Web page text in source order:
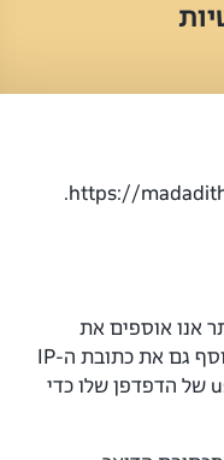
אנו אוספים את
הנתונים המוצגים בטופס התגובה, ובנוסף גם את כתובת ה-IP
של המבקר, ואת מחרוזת ה-user agent של הדפדפן שלו כדי